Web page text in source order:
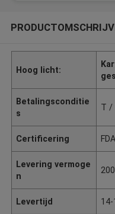
Hoog licht:
Betalingsconditie
s
T /
Certificering
Levering vermoge
n
Levertijd